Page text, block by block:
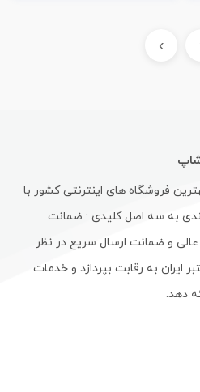
›
شاپ
فروشگاه های اینترنتی کشور با
به سه اصل کلیدی : ضمانت
و ضمانت ارسال سریع در نظر
ایران به رقابت بپردازد و خدمات
دهد.